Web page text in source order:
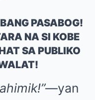
PASABOG!
NA SI KOBE
SA PUBLIKO
—yan